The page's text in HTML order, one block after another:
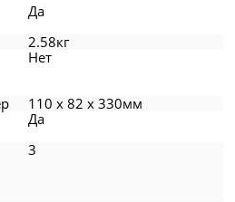
Да
2.58кг
Нет
110 x 82 x 330мм
Да
3